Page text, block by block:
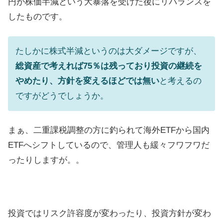
したものです。
たしかに株式半減というのは大ダメージですが、
総資産で考えれば75％は残っており投資の継続を
やめたり、方針を変えるほどでは無いと考えるの
ですがどうでしょうか。
まぁ、二重課税調整の方に釣られて海外ETFから国内
ETFへシフトしているので、管理人も緩々フワフワだ
ったりしますが。。
投資ではリスク許容度が変わったり、投資方針が変わ